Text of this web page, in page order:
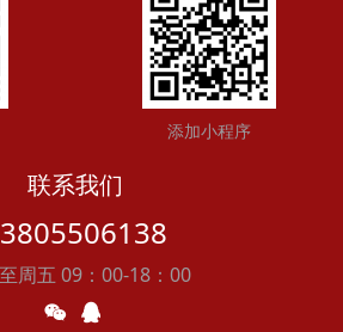
添加小程序
联系我们
周五 09：00-18：00